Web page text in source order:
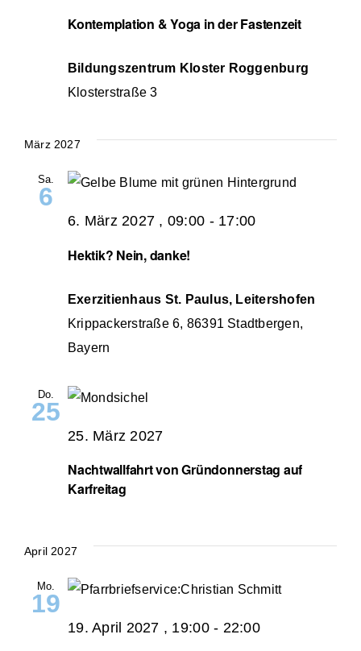
Kontemplation & Yoga in der Fastenzeit
Bildungszentrum Kloster Roggenburg
Klosterstraße 3
März 2027
Sa.
6
Hektik? Nein, danke!
6. März 2027 , 09:00 - 17:00
Exerzitienhaus St. Paulus, Leitershofen
Krippackerstraße 6, 86391 Stadtbergen,
Bayern
Do.
25
Nachtwallfahrt von Gründonnerstag auf
Karfreitag
25. März 2027
April 2027
Mo.
19
19. April 2027 , 19:00- 22:00